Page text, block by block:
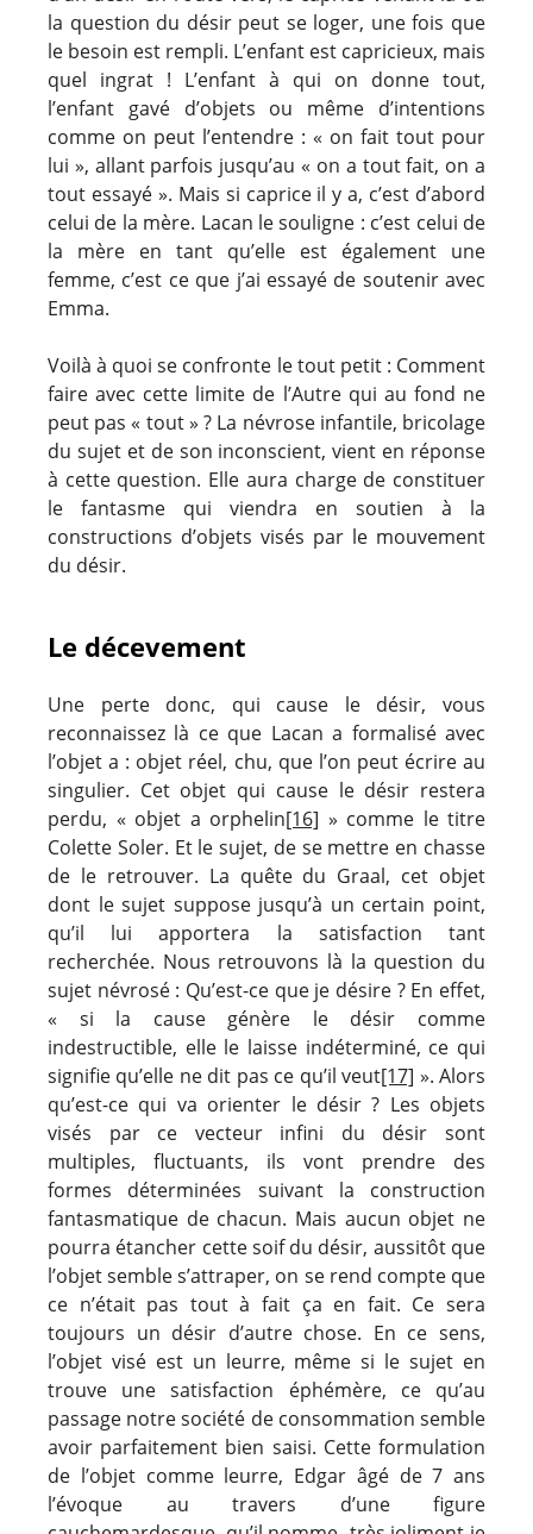
la question du désir peut se loger, une fois que
le besoin est rempli. L’enfant est capricieux, mais
quel ingrat ! L’enfant à qui on donne tout,
l’enfant gavé d’objets ou même d’intentions
comme on peut l’entendre : « on fait tout pour
lui », allant parfois jusqu’au « on a tout fait, on a
tout essayé ». Mais si caprice il y a, c’est d’abord
celui de la mère. Lacan le souligne : c’est celui de
la mère en tant qu’elle est également une
femme, c’est ce que j’ai essayé de soutenir avec
Emma.
Voilà à quoi se confronte le tout petit : Comment
faire avec cette limite de l’Autre qui au fond ne
peut pas « tout » ? La névrose infantile, bricolage
du sujet et de son inconscient, vient en réponse
à cette question. Elle aura charge de constituer
le fantasme qui viendra en soutien à la
constructions d’objets visés par le mouvement
du désir.
Le décevement
Une perte donc, qui cause le désir, vous
reconnaissez là ce que Lacan a formalisé avec
l’objet a : objet réel, chu, que l’on peut écrire au
singulier. Cet objet qui cause le désir restera
perdu, « objet a orphelin[16] » comme le titre
Colette Soler. Et le sujet, de se mettre en chasse
de le retrouver. La quête du Graal, cet objet
dont le sujet suppose jusqu’à un certain point,
qu’il lui apportera la satisfaction tant
recherchée. Nous retrouvons là la question du
sujet névrosé : Qu’est-ce que je désire ? En effet,
« si la cause génère le désir comme
indestructible, elle le laisse indéterminé, ce qui
signifie qu’elle ne dit pas ce qu’il veut[17] ». Alors
qu’est-ce qui va orienter le désir ? Les objets
visés par ce vecteur infini du désir sont
multiples, fluctuants, ils vont prendre des
formes déterminées suivant la construction
fantasmatique de chacun. Mais aucun objet ne
pourra étancher cette soif du désir, aussitôt que
l’objet semble s’attraper, on se rend compte que
ce n’était pas tout à fait ça en fait. Ce sera
toujours un désir d’autre chose. En ce sens,
l’objet visé est un leurre, même si le sujet en
trouve une satisfaction éphémère, ce qu’au
passage notre société de consommation semble
avoir parfaitement bien saisi. Cette formulation
de l’objet comme leurre, Edgar âgé de 7 ans
l’évoque au travers d’une figure